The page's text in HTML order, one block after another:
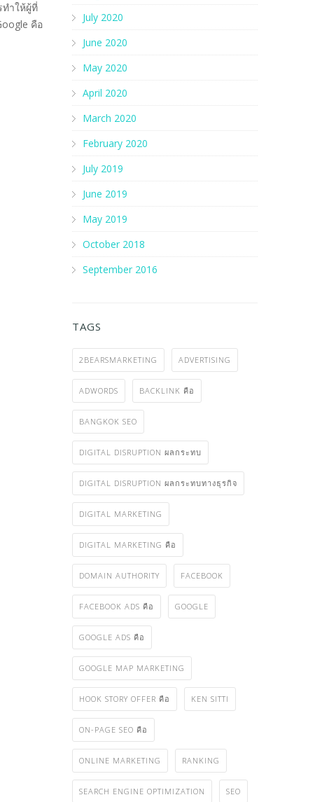
ำให้ผู้ที่
คือ
July 2020
June 2020
May 2020
April 2020
March 2020
February 2020
July 2019
June 2019
May 2019
October 2018
September 2016
TAGS
2BEARSMARKETING ADVERTISING
ADWORDS BACKLINK คือ
BANGKOK SEO
DIGITAL DISRUPTION ผลกระทบ
DIGITAL DISRUPTION ผลกระทบทางธุรกิจ
DIGITAL MARKETING
DIGITAL MARKETING คือ
DOMAIN AUTHORITY FACEBOOK
FACEBOOK ADS คือ GOOGLE
GOOGLE ADS คือ
GOOGLE MAP MARKETING
HOOK STORY OFFER คือ KEN SITTI
ON-PAGE SEO คือ
ONLINE MARKETING RANKING
SEARCH ENGINE OPTIMIZATION SEO